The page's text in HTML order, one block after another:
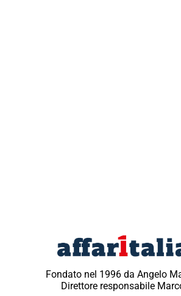
Fondato nel 1996 da Angelo
Direttore responsabile